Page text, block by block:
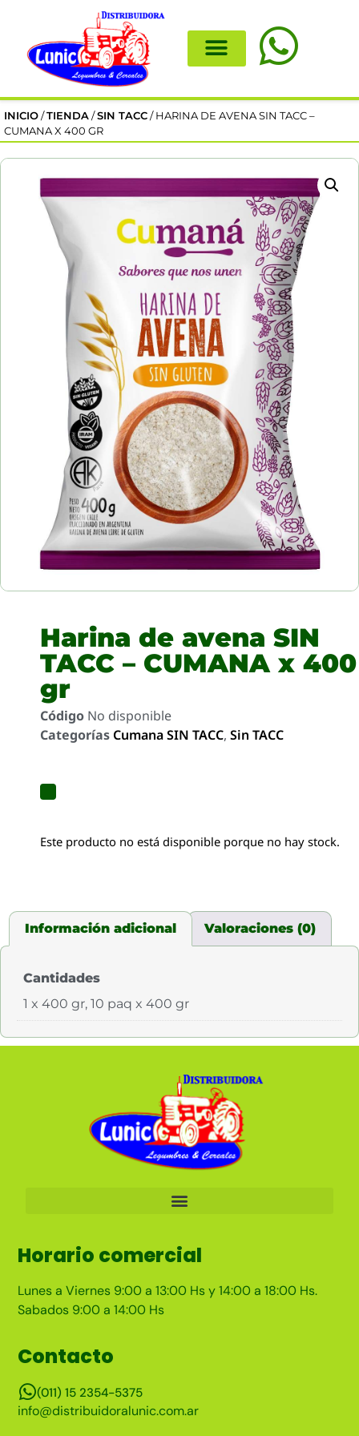
INICIO /TIENDA /SIN TACC / HARINA DE AVENA SIN TACC –
CUMANA X 400 GR
Harina de avena SIN
TACC – CUMANA x 400
gr
Código No disponible
Categorías Cumana SIN TACC, Sin TACC
Este producto no está disponible porque no hay stock.
Información adicional Valoraciones (0)
Cantidades
1 x 400 gr, 10 paq x 400 gr
Horario comercial
Lunes a Viernes 9:00 a 13:00 Hs y 14:00 a 18:00 Hs.
Sabados 9:00 a 14:00 Hs
Contacto
(011) 15 2354-5375
info@distribuidoralunic.com.ar